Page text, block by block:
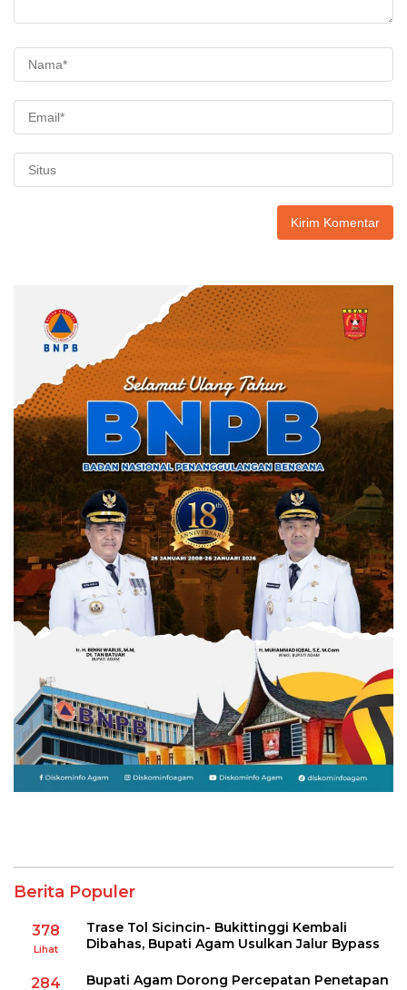
Berita Populer
378
Lihat
Trase Tol Sicincin- Bukittinggi Kembali
Dibahas, Bupati Agam Usulkan Jalur Bypass
284
Bupati Agam Dorong Percepatan Penetapan